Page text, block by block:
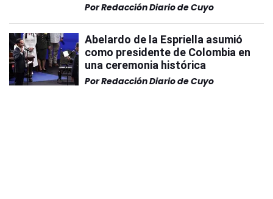
PorRedacción Diario de Cuyo
Abelardo de la Espriella asumió
como presidente de Colombia en
una ceremonia histórica
PorRedacción Diario de Cuyo